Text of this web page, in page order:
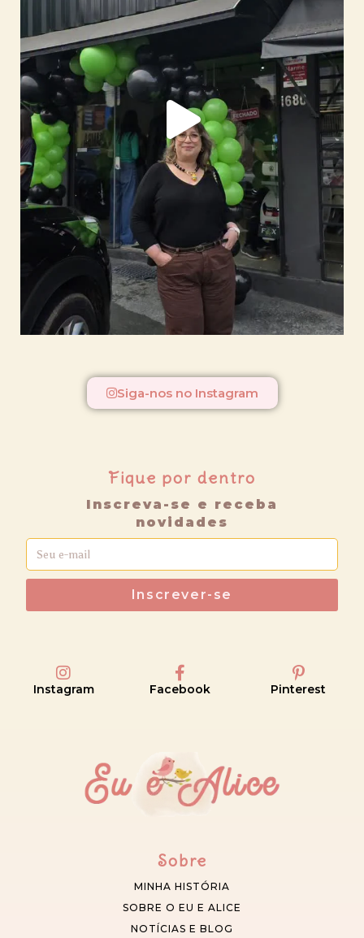
Siga-nos no Instagram
Fique por dentro
Inscreva-se e receba
novidades
Inscrever-se
Instagram Facebook Pinterest
Sobre
MINHA HISTÓRIA
SOBRE O EU E ALICE
NOTÍCIAS E BLOG